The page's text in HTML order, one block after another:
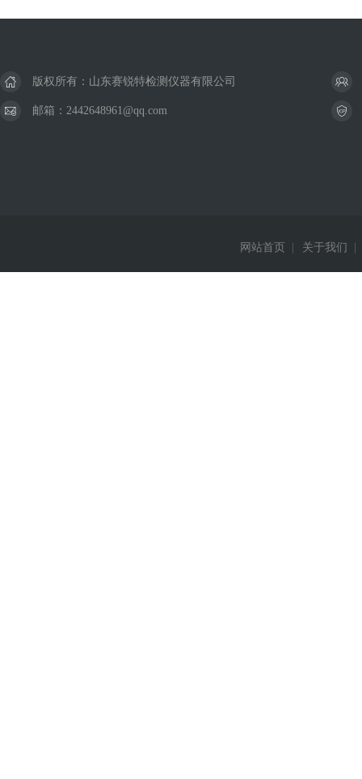
版权所有：山东赛锐特检测仪器有限公司
邮箱：2442648961@qq.com
网站首页 关于我们